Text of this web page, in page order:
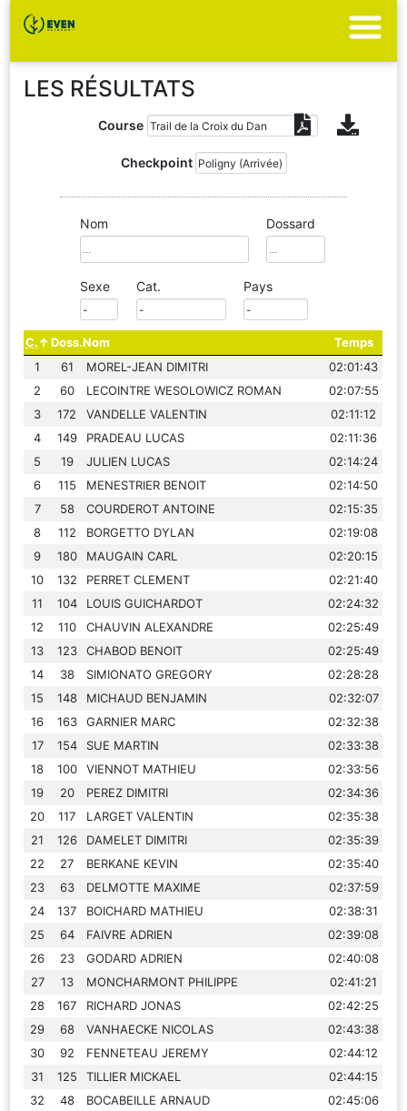
LES RÉSULTATS
Course
Checkpoint
Nom Dossard
Sexe Cat. Pays
C. Doss.Nom
Temps
1
61 MOREL-JEAN DIMITRI
02:01:43
2
60 LECOINTRE WESOLOWICZ ROMAN
02:07:55
3
172 VANDELLE VALENTIN
02:11:12
4
149 PRADEAU LUCAS
02:11:36
5
19 JULIEN LUCAS
02:14:24
6
115 MENESTRIER BENOIT
02:14:50
7
58 COURDEROT ANTOINE
02:15:35
8
112 BORGETTO DYLAN
02:19:08
9
180 MAUGAIN CARL
02:20:15
10
132 PERRET CLEMENT
02:21:40
11
104 LOUIS GUICHARDOT
02:24:32
12
110 CHAUVIN ALEXANDRE
02:25:49
13
123 CHABOD BENOIT
02:25:49
14
38 SIMIONATO GREGORY
02:28:28
15
148 MICHAUD BENJAMIN
02:32:07
16
163 GARNIER MARC
02:32:38
17
154 SUE MARTIN
02:33:38
18
100 VIENNOT MATHIEU
02:33:56
19
20 PEREZ DIMITRI
02:34:36
20
117 LARGET VALENTIN
02:35:38
21
126 DAMELET DIMITRI
02:35:39
22
27 BERKANE KEVIN
02:35:40
23
63 DELMOTTE MAXIME
02:37:59
24
137 BOICHARD MATHIEU
02:38:31
25
64 FAIVRE ADRIEN
02:39:08
26
23 GODARD ADRIEN
02:40:08
27
13 MONCHARMONT PHILIPPE
02:41:21
28
167 RICHARD JONAS
02:42:25
29
68 VANHAECKE NICOLAS
02:43:38
30
92 FENNETEAU JEREMY
02:44:12
31
125 TILLIER MICKAEL
02:44:15
32
48 BOCABEILLE ARNAUD
02:45:06